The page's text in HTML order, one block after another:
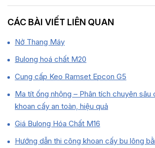
CÁC BÀI VIẾT LIÊN QUAN
Nở Thang Máy
Bulong hoá chất M20
Cung cấp Keo Ramset Epcon G5
Ma tít ống nhộng – Phân tích chuyên sâu
khoan cấy an toàn, hiệu quả
Giá Bulong Hóa Chất M16
Hướng dẫn thi công khoan cấy bu lông